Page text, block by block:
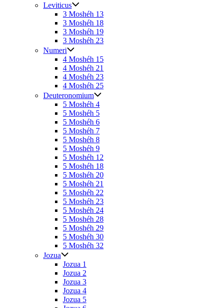
Leviticus
3 Moshéh 13
3 Moshéh 18
3 Moshéh 19
3 Moshéh 23
Numeri
4 Moshéh 15
4 Moshéh 21
4 Moshéh 23
4 Moshéh 25
Deuteronomium
5 Moshéh 4
5 Moshéh 5
5 Moshéh 6
5 Moshéh 7
5 Moshéh 8
5 Moshéh 9
5 Moshéh 12
5 Moshéh 18
5 Moshéh 20
5 Moshéh 21
5 Moshéh 22
5 Moshéh 23
5 Moshéh 24
5 Moshéh 28
5 Moshéh 29
5 Moshéh 30
5 Moshéh 32
Jozua
Jozua 1
Jozua 2
Jozua 3
Jozua 4
Jozua 5